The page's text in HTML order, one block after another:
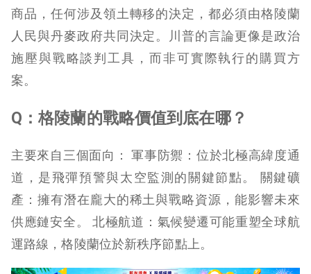
商品，任何涉及領土轉移的決定，都必須由格陵蘭
人民與丹麥政府共同決定。川普的言論更像是政治
施壓與戰略談判工具，而非可實際執行的購買方
案。
Q：格陵蘭的戰略價值到底在哪？
主要來自三個面向： 軍事防禦：位於北極高緯度通
道，是飛彈預警與太空監測的關鍵節點。 關鍵礦
產：擁有潛在龐大的稀土與戰略資源，能影響未來
供應鏈安全。 北極航道：氣候變遷可能重塑全球航
運路線，格陵蘭位於新秩序節點上。